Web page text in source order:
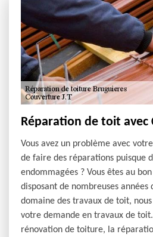
Réparation de toit avec
Vous avez un problème avec
de faire des réparations puisque
endommagées ? Vous êtes au
disposant de nombreuses années
domaine des travaux de toit,
votre demande en travaux de
rénovation de toiture, la